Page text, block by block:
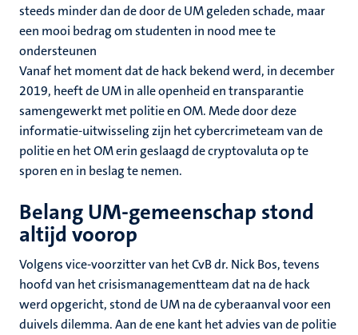
steeds minder dan de door de UM geleden schade, maar
een mooi bedrag om studenten in nood mee te
ondersteunen
Vanaf het moment dat de hack bekend werd, in december
2019, heeft de UM in alle openheid en transparantie
samengewerkt met politie en OM. Mede door deze
informatie-uitwisseling zijn het cybercrimeteam van de
politie en het OM erin geslaagd de cryptovaluta op te
sporen en in beslag te nemen.
Belang UM-gemeenschap stond
altijd voorop
Volgens vice-voorzitter van het CvB dr. Nick Bos, tevens
hoofd van het crisismanagementteam dat na de hack
werd opgericht, stond de UM na de cyberaanval voor een
duivels dilemma. Aan de ene kant het advies van de politie